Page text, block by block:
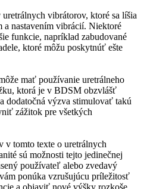
vibrátorov, ktoré sa líšia
a nastavením vibrácií. Niektoré
funkcie, napríklad zabudované
ktoré môžu poskytnúť ešte
mať používanie uretrálneho
ktorá je v BDSM obzvlášť
dodatočná výzva stimulovať takú
zážitok pre všetkých
v tomto texte o uretrálnych
sú možnosti tejto jedinečnej
používateľ alebo zvedavý
ponúka vzrušujúcu príležitosť